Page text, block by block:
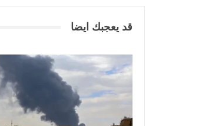
قد يعجبك ايضا